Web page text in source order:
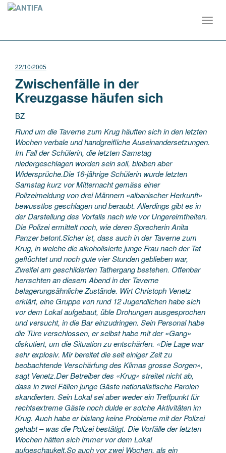
22/10/2005
Zwischenfälle in der
Kreuzgasse häufen sich
BZ
Rund um die Taverne zum Krug häuften sich in den letzten
Wochen verbale und handgreifliche Auseinandersetzungen.
Im Fall der Schülerin, die letzten Samstag
niedergeschlagen worden sein soll, bleiben aber
Widersprüche.Die 16-jährige Schülerin wurde letzten
Samstag kurz vor Mitternacht gemäss einer
Polizeimeldung von drei Männern «albanischer Herkunft»
bewusstlos geschlagen und beraubt. Allerdings gibt es in
der Darstellung des Vorfalls nach wie vor Ungereimtheiten.
Die Polizei ermittelt noch, wie deren Sprecherin Anita
Panzer betont.Sicher ist, dass auch in der Taverne zum
Krug, in welche die alkoholisierte junge Frau nach der Tat
geflüchtet und noch gute vier Stunden geblieben war,
Zweifel am geschilderten Tathergang bestehen. Offenbar
herrschten an diesem Abend in der Taverne
belagerungsähnliche Zustände. Wirt Christoph Venetz
erklärt, eine Gruppe von rund 12 Jugendlichen habe sich
vor dem Lokal aufgebaut, üble Drohungen ausgesprochen
und versucht, in die Bar einzudringen. Sein Personal habe
die Türe verschlossen, er selbst habe mit der «Gang»
diskutiert, um die Situation zu entschärfen. «Die Lage war
sehr explosiv. Mir bereitet die seit einiger Zeit zu
beobachtende Verschärfung des Klimas grosse Sorgen»,
sagt Venetz.Der Betreiber des «Krug» streitet nicht ab,
dass in zwei Fällen junge Gäste nationalistische Parolen
skandierten. Sein Lokal sei aber weder ein Treffpunkt für
rechtsextreme Gäste noch dulde er solche Aktivitäten im
Krug. Auch habe er bislang keine Probleme mit der Polizei
gehabt – was die Polizei bestätigt. Die Vorfälle der letzten
Wochen hätten sich immer vor dem Lokal
aufgeschaukelt.So auch vor zwei Wochen, als ein